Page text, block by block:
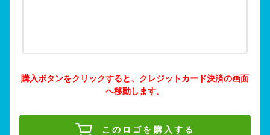
購入ボタンをクリックすると、クレジットカード決済の画面
へ移動します。
このロゴを購入する